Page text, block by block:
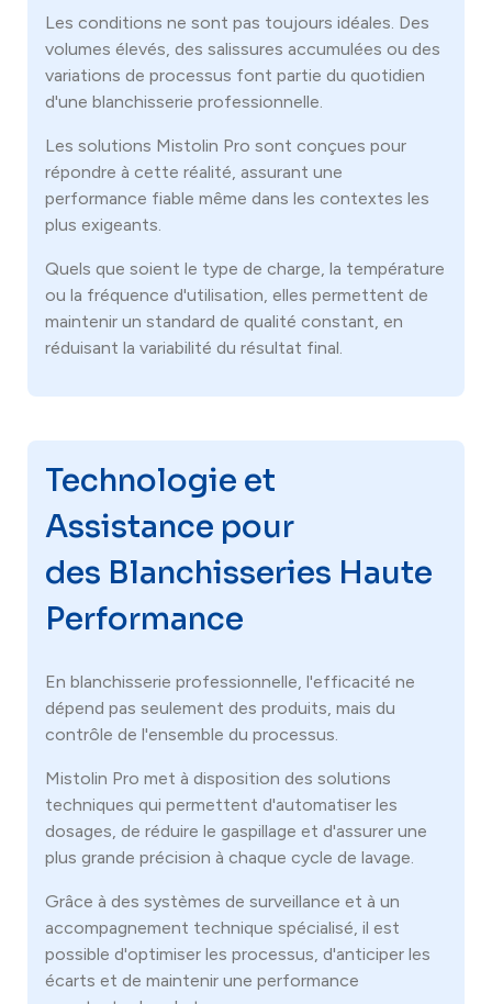
Les conditions ne sont pas toujours idéales. Des
volumes élevés, des salissures accumulées ou des
variations de processus font partie du quotidien
d'une blanchisserie professionnelle.
Les solutions Mistolin Pro sont conçues pour
répondre à cette réalité, assurant une
performance fiable même dans les contextes les
plus exigeants.
Quels que soient le type de charge, la température
ou la fréquence d'utilisation, elles permettent de
maintenir un standard de qualité constant, en
réduisant la variabilité du résultat final.
Technologie et
Assistance pour
des Blanchisseries Haute
Performance
En blanchisserie professionnelle, l'efficacité ne
dépend pas seulement des produits, mais du
contrôle de l'ensemble du processus.
Mistolin Pro met à disposition des solutions
techniques qui permettent d'automatiser les
dosages, de réduire le gaspillage et d'assurer une
plus grande précision à chaque cycle de lavage.
Grâce à des systèmes de surveillance et à un
accompagnement technique spécialisé, il est
possible d'optimiser les processus, d'anticiper les
écarts et de maintenir une performance